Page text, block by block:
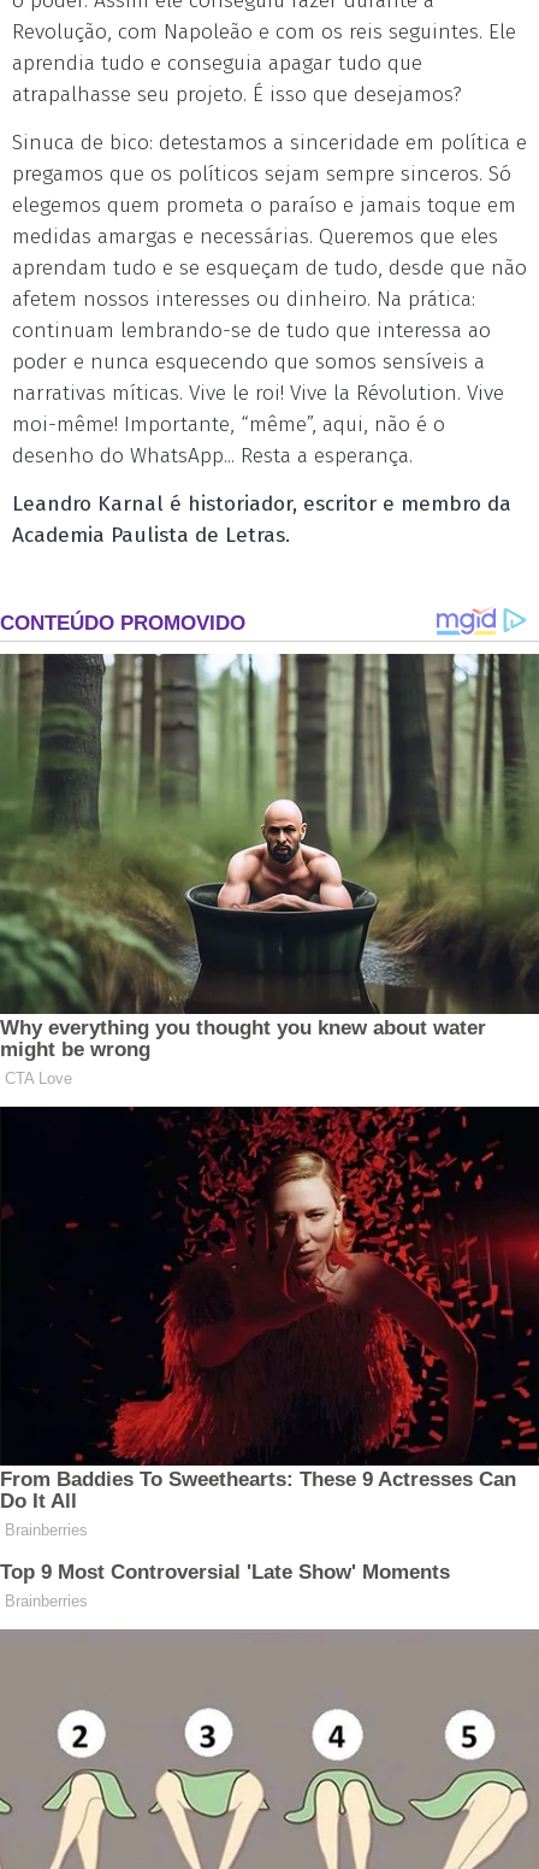
Revolução, com Napoleão e com os reis seguintes. Ele
aprendia tudo e conseguia apagar tudo que
atrapalhasse seu projeto. É isso que desejamos?
Sinuca de bico: detestamos a sinceridade em política e
pregamos que os políticos sejam sempre sinceros. Só
elegemos quem prometa o paraíso e jamais toque em
medidas amargas e necessárias. Queremos que eles
aprendam tudo e se esqueçam de tudo, desde que não
afetem nossos interesses ou dinheiro. Na prática:
continuam lembrando-se de tudo que interessa ao
poder e nunca esquecendo que somos sensíveis a
narrativas míticas. Vive le roi! Vive la Révolution. Vive
moi-même! Importante, “même”, aqui, não é o
desenho do WhatsApp... Resta a esperança.
Leandro Karnal é historiador, escritor e membro da
Academia Paulista de Letras.